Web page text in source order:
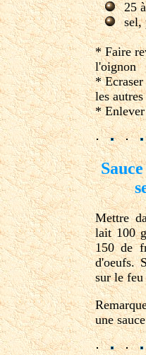
25
sel,
* Faire
l'oignon
*
les
*
Mettre
lait 100
150 de
d'oeufs.
sur le
une